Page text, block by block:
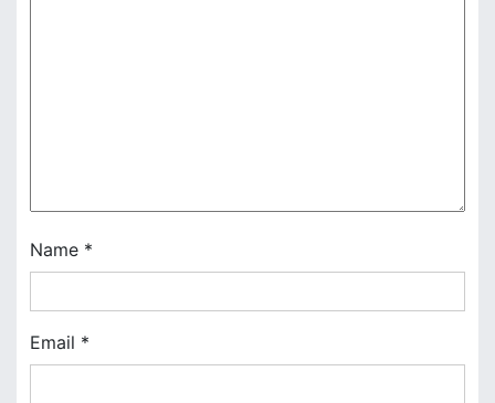
Name *
Email *